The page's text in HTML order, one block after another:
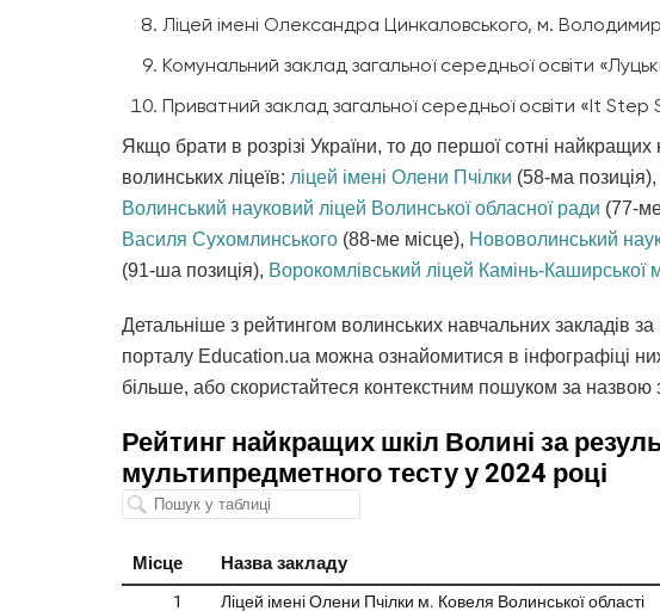
Ліцей імені Олександра Цинкаловського, м.
Комунальний заклад загальної середньої освіти
Приватний заклад загальної середньої освіти «It Step
Якщо брати в розрізі України, то до першої сотні
волинських ліцеїв: ліцей імені Олени Пчілки (58-ма позиція),
Волинський науковий ліцей Волинської обласної ради (77-
Василя Сухомлинського (88-ме місце), Нововолинський
(91-ша позиція), Ворокомлівський ліцей Камінь-Каширської
Детальніше з рейтингом волинських навчальних закладів
порталу Education.ua можна ознайомитися в інфографіці
більше, або скористайтеся контекстним пошуком за назвою